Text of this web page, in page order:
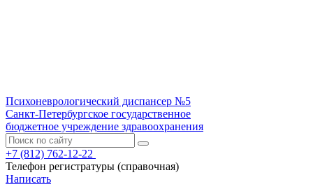
Психоневрологический диспансер №5
Санкт-Петербургское государственное
бюджетное учреждение здравоохранения
+7 (812) 762-12-22
Телефон регистратуры (справочная)
Написать